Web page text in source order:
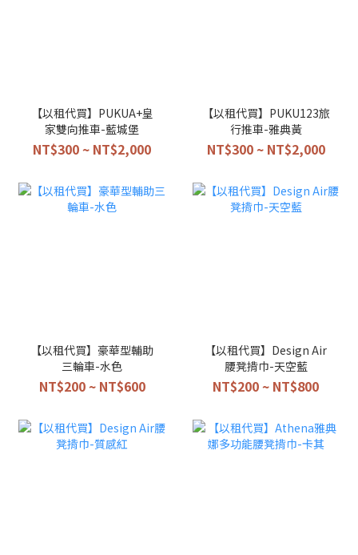
【以租代買】PUKUA+皇
家雙向推車-藍城堡
NT$300 ~ NT$2,000
【以租代買】PUKU123旅
行推車-雅典黃
NT$300 ~ NT$2,000
【以租代買】豪華型輔助
三輪車-水色
NT$200 ~ NT$600
【以租代買】Design Air
腰凳揹巾-天空藍
NT$200 ~ NT$800